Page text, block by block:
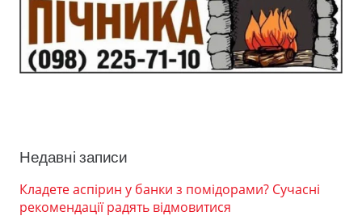
Недавні записи
Кладете аспірин у банки з помідорами? Сучасні
рекомендації радять відмовитися